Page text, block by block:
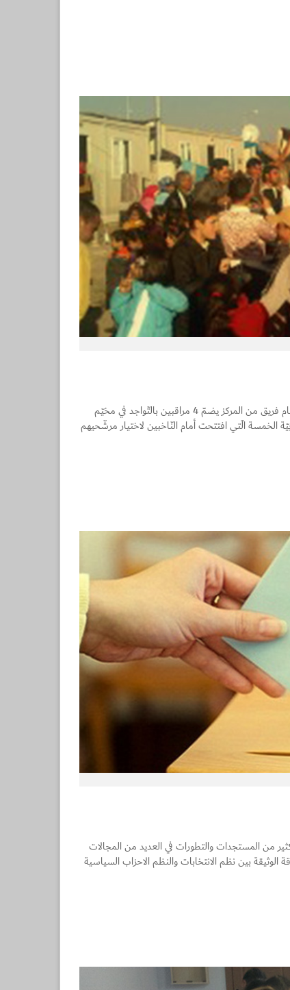
ضمن إطار الأنشطة المدنيّة المتعدّدة التي يقوم بها مركز المجتمع المدنيّ والديمقراطيّة في سوريّا قام فريق من المركز يضمّ 4 مراقبين بالتّواجد في مخيّم
الانتخابيّة الخمسة الّتي افتتحت أمام النّاخبين لاختيار مرشّحيهم
من المستجدات والتطورات في العديد من المجالات
الوثيقة بين نظم الانتخابات والنظم الاحزاب السياسية